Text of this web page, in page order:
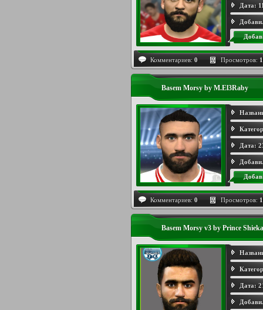
Дата:
Комментариев: 0 Просмотров:
Basem Morsy by M.El3Raby
Дата:
Комментариев: 0 Просмотров:
Basem Morsy v3 by Prince Shieka
Дата: